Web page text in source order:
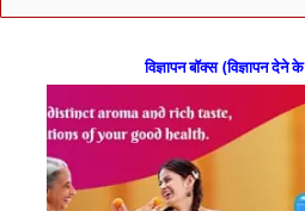
विज्ञापन बॉक्स (विज्ञापन